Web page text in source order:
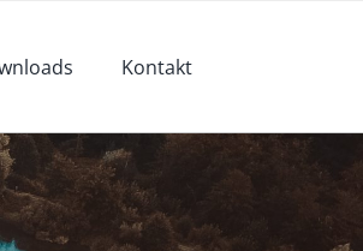
Kontakt